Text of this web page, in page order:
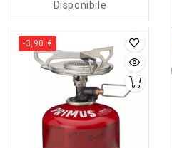
Disponibile
-3,90 €